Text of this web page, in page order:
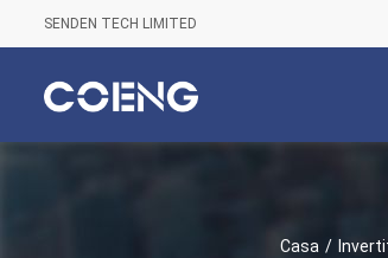
SENDEN TECH LIMITED
Casa /